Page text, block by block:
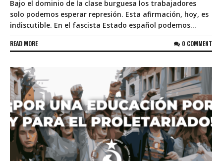
Bajo el dominio de la clase burguesa los trabajadores
solo podemos esperar represión. Esta afirmación, hoy, es
indiscutible. En el fascista Estado español podemos...
READ MORE 0 COMMENT